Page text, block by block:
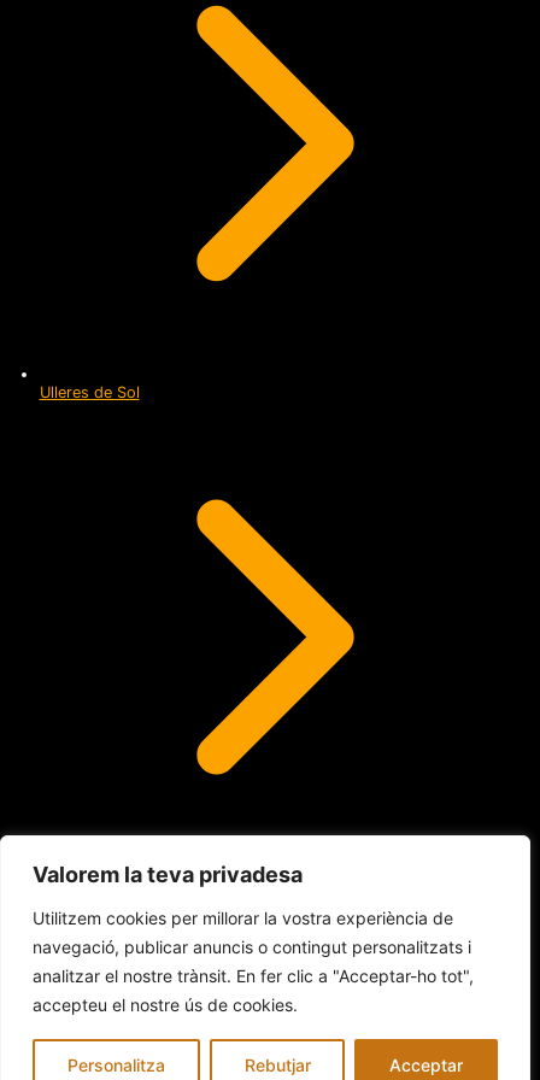
Valorem la teva privadesa
Utilitzem cookies per millorar la vostra experiència de
navegació, publicar anuncis o contingut personalitzats i
analitzar el nostre trànsit. En fer clic a "Acceptar-ho tot",
accepteu el nostre ús de cookies.
Personalitza Rebutjar Acceptar
Ulleres de Sol
Lents de contacte
© 2026 INDALO ÓPTICA